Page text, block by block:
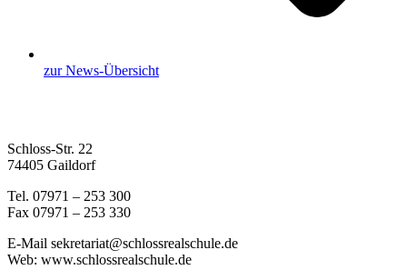
zur News-Übersicht
Schloss-Str. 22
74405 Gaildorf
Tel. 07971 – 253 300
Fax 07971 – 253 330
E-Mail sekretariat@schlossrealschule.de
Web: www.schlossrealschule.de